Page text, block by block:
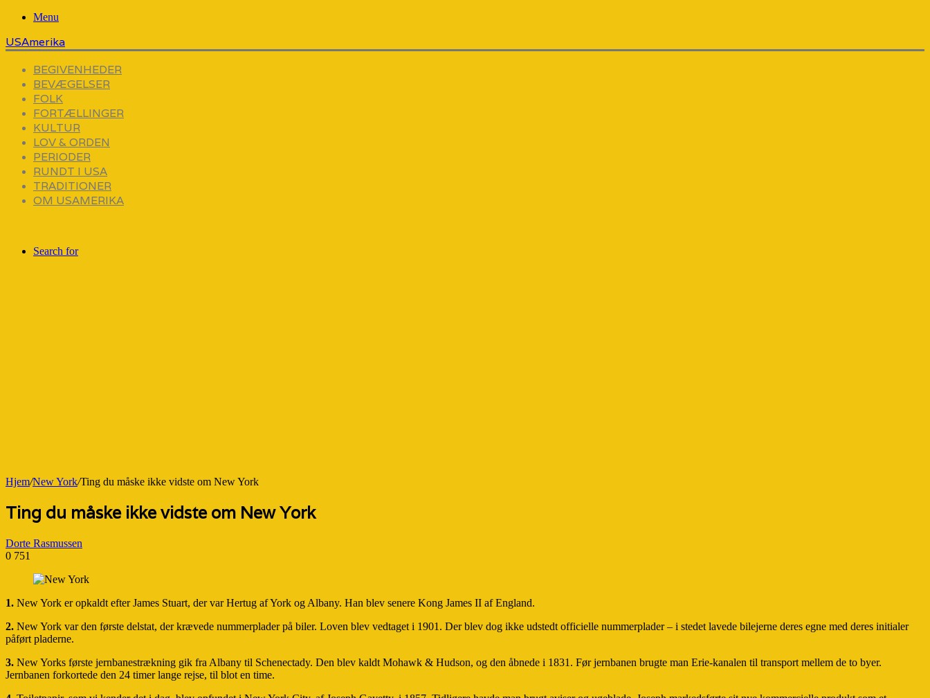
Menu
USAmerika
BEGIVENHEDER
BEVÆGELSER
FOLK
FORTÆLLINGER
KULTUR
LOV & ORDEN
PERIODER
RUNDT I USA
TRADITIONER
OM USAMERIKA
Search for
Hjem/New York/Ting du måske ikke vidste om New York
Ting du måske ikke vidste om New York
Dorte Rasmussen
0 751
1. New York er opkaldt efter James Stuart, der var Hertug af York og Albany. Han blev senere Kong James II af England.
2. New York var den første delstat, der krævede nummerplader på biler. Loven blev vedtaget i 1901. Der blev dog ikke udstedt officielle nummerplader – i stedet lavede bilejerne deres egne med deres initialer
påført pladerne.
3. New Yorks første jernbanestrækning gik fra Albany til Schenectady. Den blev kaldt Mohawk & Hudson, og den åbnede i 1831. Før jernbanen brugte man Erie-kanalen til transport mellem de to byer.
Jernbanen forkortede den 24 timer lange rejse, til blot en time.